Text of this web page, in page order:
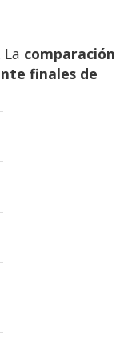
comparación
finales de